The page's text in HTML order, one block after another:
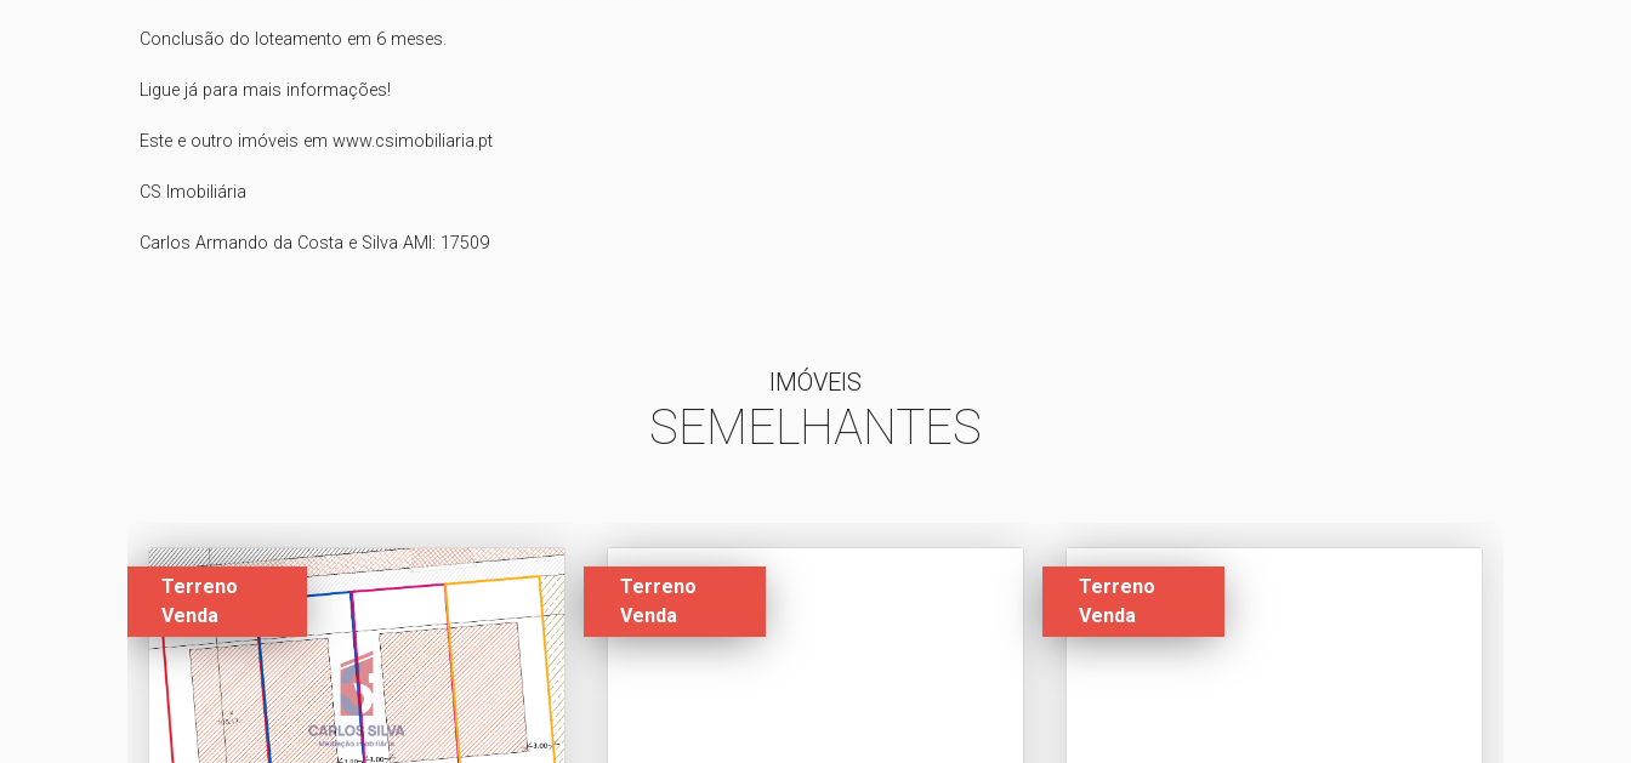
Conclusão do loteamento em 6 meses.
Ligue já para mais informações!
Este e outro imóveis em www.csimobiliaria.pt
CS Imobiliária
Carlos Armando da Costa e Silva AMI: 17509
IMÓVEIS
SEMELHANTES
Terreno
Venda
Terreno
Venda
Terreno
Venda